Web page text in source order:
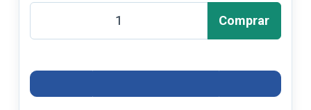
Comprar